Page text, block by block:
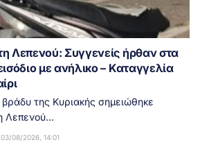
Λεπενού: Συγγενείς ήρθαν στα
με ανήλικο – Καταγγελία
της Κυριακής σημειώθηκε
Λεπενού...
03/08/2026, 14:01